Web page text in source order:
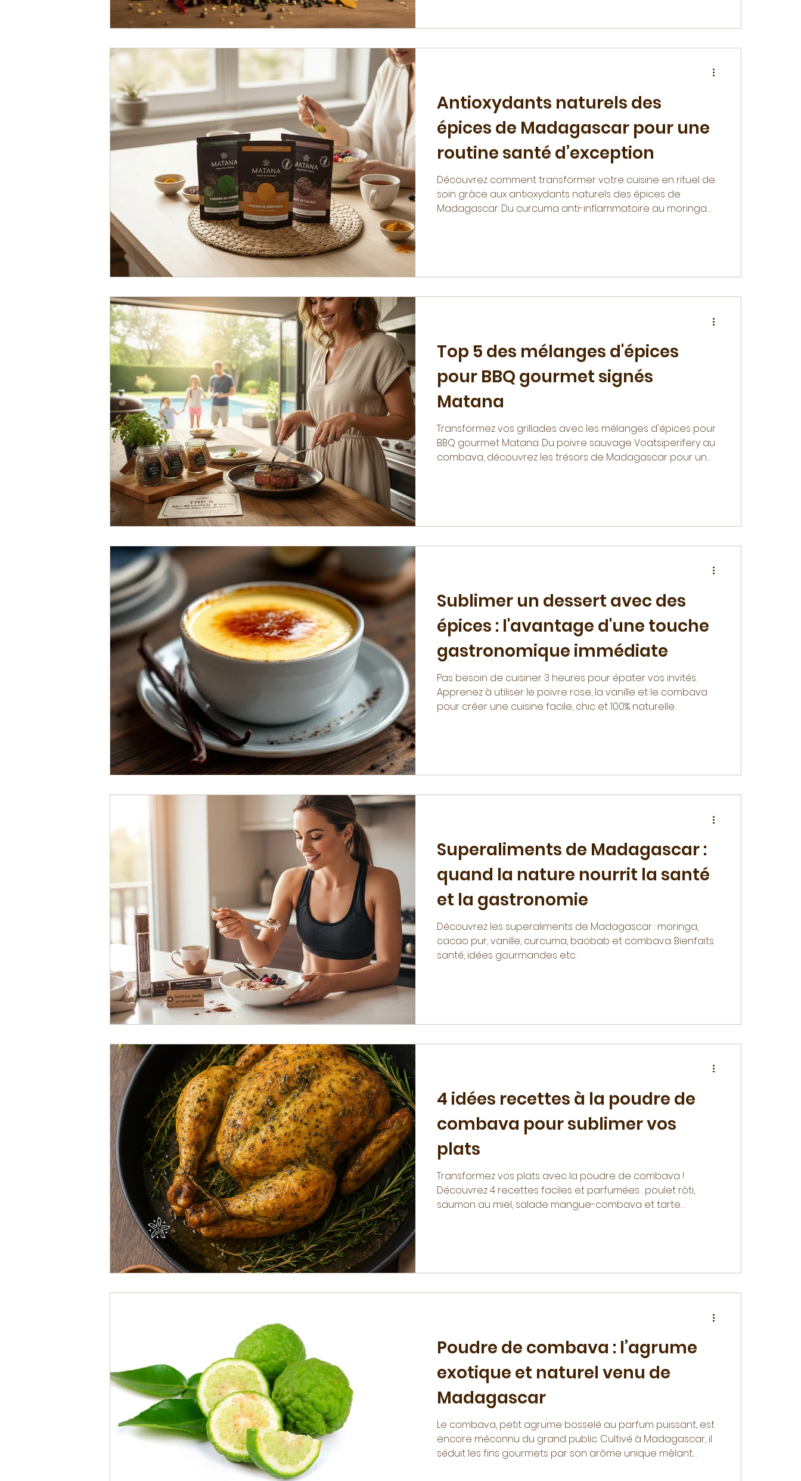
Antioxydants naturels des
épices de Madagascar pour une
routine santé d’exception
Découvrez comment transformer votre cuisine en rituel de
soin grâce aux antioxydants naturels des épices de
Madagascar. Du curcuma anti-inflammatoire au moringa
Top 5 des mélanges d'épices
pour BBQ gourmet signés
Matana
Transformez vos grillades avec les mélanges d'épices pour
BBQ gourmet Matana. Du poivre sauvage Voatsiperifery au
combava, découvrez les trésors de Madagascar pour un
Sublimer un dessert avec des
épices : l'avantage d'une touche
gastronomique immédiate
Pas besoin de cuisiner 3 heures pour épater vos invités.
Apprenez à utiliser le poivre rose, la vanille et le combava
pour créer une cuisine facile, chic et 100% naturelle.
Superaliments de Madagascar :
quand la nature nourrit la santé
et la gastronomie
Découvrez les superaliments de Madagascar : moringa,
cacao pur, vanille, curcuma, baobab et combava. Bienfaits
santé, idées gourmandes etc.
4 idées recettes à la poudre de
combava pour sublimer vos
plats
Transformez vos plats avec la poudre de combava !
Découvrez 4 recettes faciles et parfumées : poulet rôti,
saumon au miel, salade mangue-combava et tarte
Poudre de combava : l’agrume
exotique et naturel venu de
Madagascar
Le combava, petit agrume bosselé au parfum puissant, est
encore méconnu du grand public. Cultivé à Madagascar, il
séduit les fins gourmets par son arôme unique mêlant